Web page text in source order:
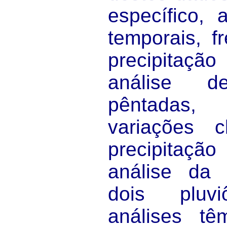
específico,
temporais,
análise
variações
análise da
dois
análises